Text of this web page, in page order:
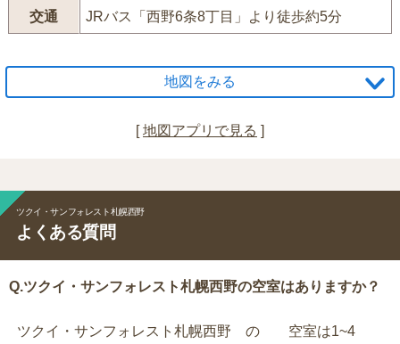
交通 JRバス「西野6条8丁目」より徒歩約5分
地図をみる
[地図アプリで見る ]
ツクイ・サンフォレスト札幌西野
よくある質問
Q.ツクイ・サンフォレスト札幌西野の空室はありますか？
ツクイ・サンフォレスト札幌西野 の 空室は1~4